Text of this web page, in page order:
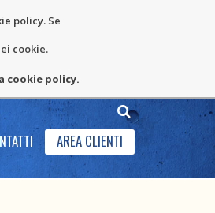
policy. Se
cookie.
cookie policy.
AREA CLIENTI